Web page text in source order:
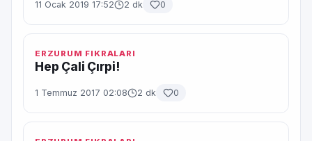
11 Ocak 2019 17:52 2 dk 0
ERZURUM FIKRALARI
Hep Çali Çırpi!
1 Temmuz 2017 02:08 2 dk 0